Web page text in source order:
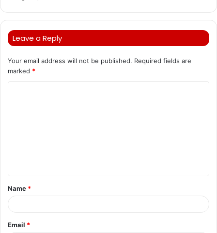
Leave a Reply
Your email address will not be published. Required fields are
marked *
t
*
Name *
Email *